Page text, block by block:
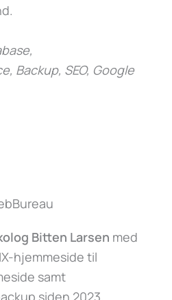
Backup, SEO, Google
Bitten Larsen med
hjemmeside til
samt
siden 2023.